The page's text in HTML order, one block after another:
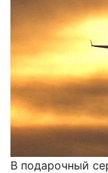
В подарочный